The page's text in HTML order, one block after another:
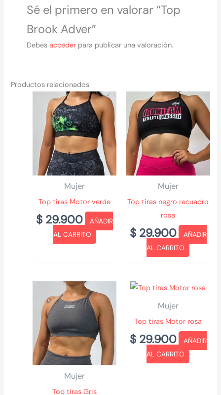
Sé el primero en valorar “Top
Brook Adver”
Debes accederpara publicar una valoración.
Productos relacionados
Mujer
Top tiras Motor verde
$ 29.900
AÑADIR
AL CARRITO
Mujer
Top tiras negro recuadro
rosa
$29.900
AÑADIR
AL CARRITO
Mujer
Top tiras Gris
Mujer
Top tiras Motor rosa
$29.900
AÑADIR
AL CARRITO